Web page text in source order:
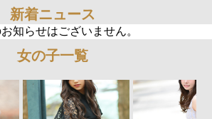
新着ニュース
知らせはございません。
女の子一覧